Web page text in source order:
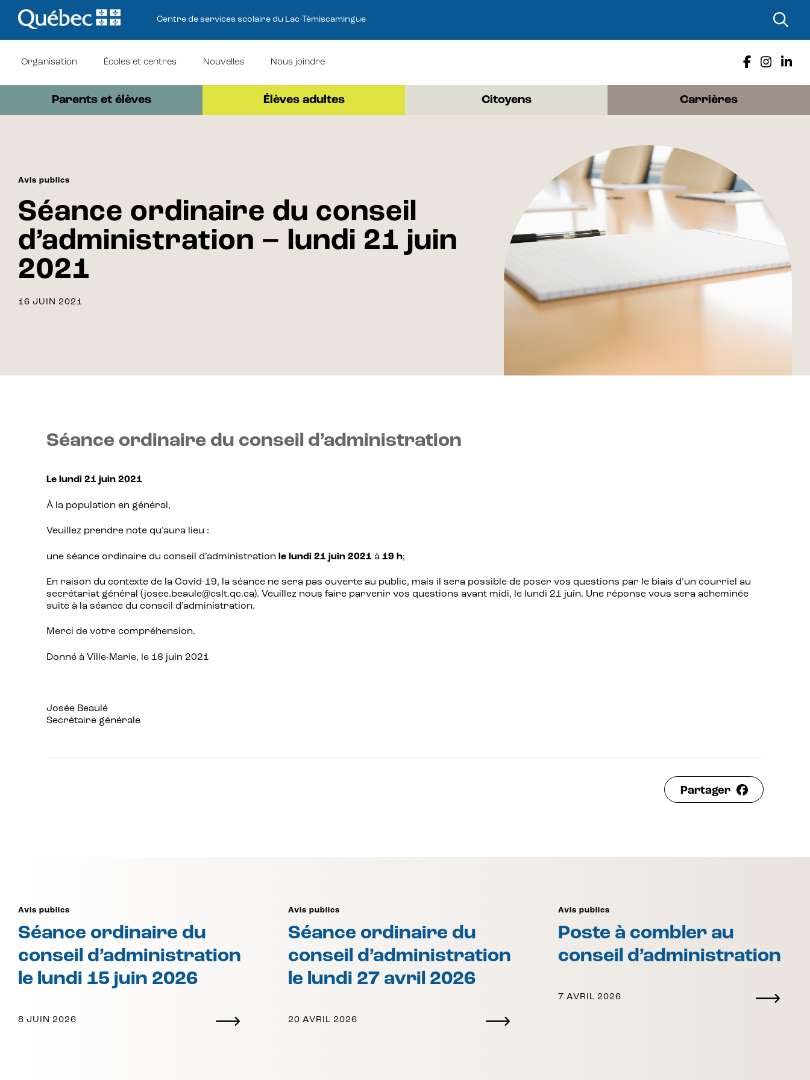
Centre de services scolaire du Lac-Témiscamingue
Organisation Écoles et centres Nouvelles Nous joindre
Parents et élèves Élèves adultes Citoyens Carrières
Avis publics
Séance ordinaire du conseil
d’administration – lundi 21 juin
2021
16 JUIN 2021
Séance ordinaire du conseil d’administration
Le lundi 21 juin 2021
À la population en général,
Veuillez prendre note qu’aura lieu :
une séance ordinaire du conseil d’administration le lundi 21 juin 2021 à 19 h;
En raison du contexte de la Covid-19, la séance ne sera pas ouverte au public, mais il sera possible de poser vos questions par le biais d’un courriel au
secrétariat général (josee.beaule@cslt.qc.ca). Veuillez nous faire parvenir vos questions avant midi, le lundi 21 juin. Une réponse vous sera acheminée
suite à la séance du conseil d’administration.
Merci de votre compréhension.
Donné à Ville-Marie, le 16 juin 2021
Josée Beaulé
Secrétaire générale
Partager
Avis publics
Séance ordinaire du
conseil d’administration
le lundi 15 juin 2026
8 JUIN 2026
Avis publics
Séance ordinaire du
conseil d’administration
le lundi 27 avril 2026
20 AVRIL 2026
Avis publics
Poste à combler au
conseil d’administration
7 AVRIL 2026